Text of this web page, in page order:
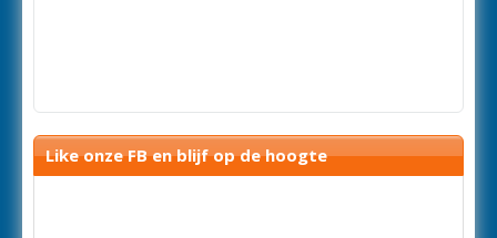
Like onze FB en blijf op de hoogte